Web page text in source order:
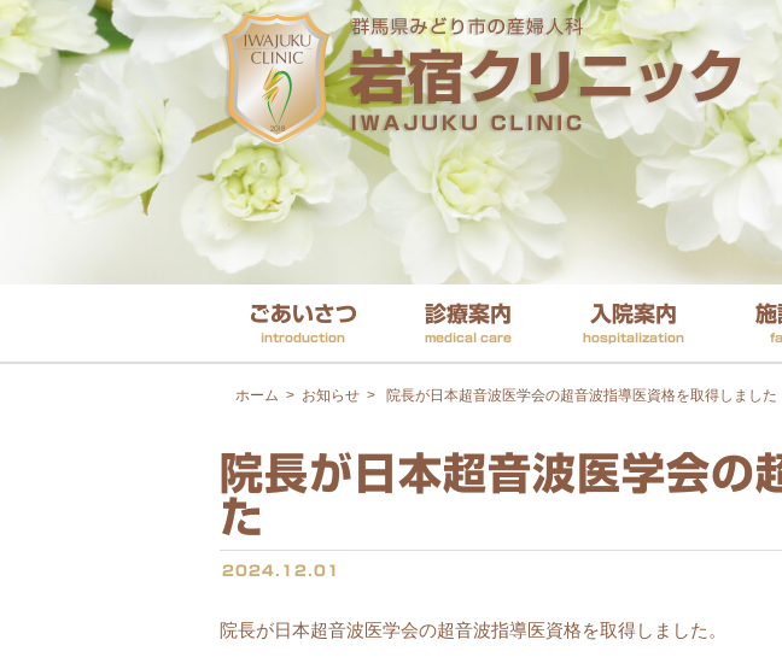
ごあいさつ
introduction
診療案内
medical care
入院案内
hospitalization
施
ホーム > お知らせ > 院長が日本超音波医学会の超音波指導医資格を取得しました
院長が日本超音波医学会の
た
2024.12.01
院長が日本超音波医学会の超音波指導医資格を取得しました。